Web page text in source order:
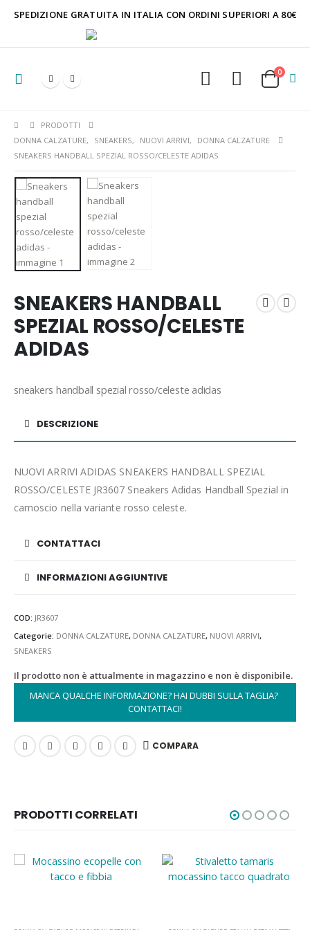
SPEDIZIONE GRATUITA IN ITALIA CON ORDINI SUPERIORI A 80€
0
PRODOTTI
DONNA CALZATURE, SNEAKERS, NUOVI ARRIVI,
DONNA CALZATURE
SNEAKERS HANDBALL SPEZIAL ROSSO/CELESTE ADIDAS
SNEAKERS HANDBALL
SPEZIAL ROSSO/CELESTE
ADIDAS
sneakers handball spezial rosso/celeste adidas
DESCRIZIONE
NUOVI ARRIVI ADIDAS SNEAKERS HANDBALL SPEZIAL
ROSSO/CELESTE JR3607 Sneakers Adidas Handball Spezial in
camoscio nella variante rosso celeste.
CONTATTACI
INFORMAZIONI AGGIUNTIVE
COD: JR3607
Categorie: DONNA CALZATURE, DONNA CALZATURE, NUOVI ARRIVI,
SNEAKERS
Il prodotto non è attualmente in magazzino e non è disponibile.
MANCA QUALCHE INFORMAZIONE? HAI DUBBI SULLA TAGLIA?
CONTATTACI!
COMPARA
PRODOTTI CORRELATI